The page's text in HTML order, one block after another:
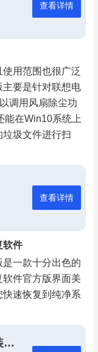
查看详情
用范围也很广泛
要是针对联想电
调用风扇除尘功
能在Win10系统上
圾文件进行扫
查看详情
软件
一款十分出色的
件官方版界面美
速恢复到纯净系
联想原厂操作系统安装恢复软件